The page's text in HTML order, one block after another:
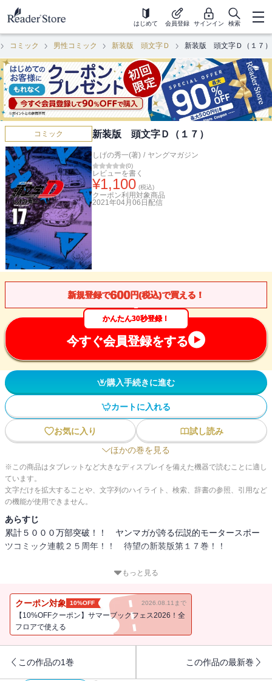
はじめて 会員登録 サインイン 検索
コミック 男性コミック 新装版 頭文字Ｄ 新装版 頭文字Ｄ（１７）
コミック 新装版 頭文字Ｄ（１７）
しげの秀一(著) / ヤングマガジン
(0)
レビューを書く
¥1,100 (税込)
クーポン利用対象商品
2021年04月06日 配信
新規登録で600円(税込)で買える！
かんたん30秒登録！
今すぐ会員登録をする
購入手続きに進む
カートに入れる
お気に入り
試し読み
ほかの巻を見る
※この商品はタブレットなど大きなディスプレイを備えた機器で読むことに適し
ています。
文字だけを拡大することや、文字列のハイライト、検索、辞書の参照、引用など
の機能が使用できません。
あらすじ
累計５０００万部突破！！ ヤンマガが誇る伝説的モータースポー
ツコミック連載２５周年！！ 待望の新装版第１７巻！！
茨城エリアを制覇したプロジェクトDが次に挑むのは、「走りの聖
え撃つ、神奈川エリアの猛者たちの実力とは‥‥。
第１のライン、チーム２４６とプロジェクトDのバトルが開始され、
関東最速プロジェクトはついに最終ステージに突入していく！！
もっと見る
クーポン対象 10%OFF 2026.08.11まで
【10%OFFクーポン】サマーブックフェス2026！全
フロアで使える
この作品の1巻 この作品の最新巻